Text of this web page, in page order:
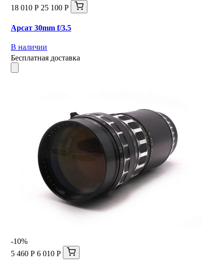
18 010 Р 25 100 Р
Арсат 30mm f/3.5
В наличии
Бесплатная доставка
-10%
5 460 Р 6 010 Р